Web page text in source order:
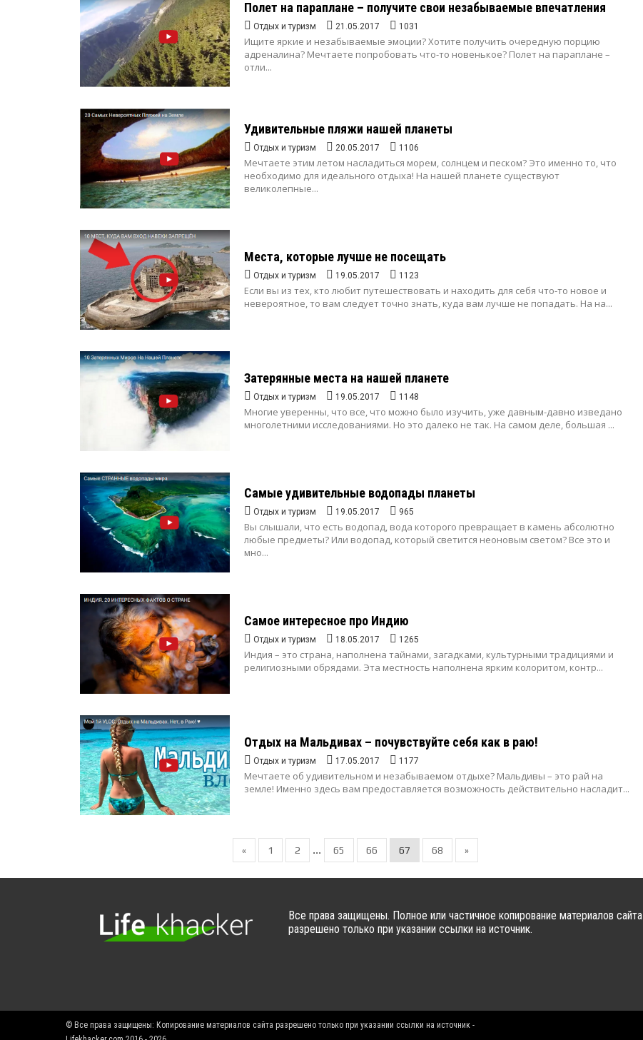
Полет на параплане – получите свои незабываемые впечатления
Отдых и туризм 21.05.2017 1031
Ищите яркие и незабываемые эмоции? Хотите получить очередную порцию
адреналина? Мечтаете попробовать что-то новенькое? Полет на параплане –
отли...
Удивительные пляжи нашей планеты
Отдых и туризм 20.05.2017 1106
Мечтаете этим летом насладиться морем, солнцем и песком? Это именно то, что
необходимо для идеального отдыха! На нашей планете существуют
великолепные...
Места, которые лучше не посещать
Отдых и туризм 19.05.2017 1123
Если вы из тех, кто любит путешествовать и находить для себя что-то новое и
невероятное, то вам следует точно знать, куда вам лучше не попадать. На на...
Затерянные места на нашей планете
Отдых и туризм 19.05.2017 1148
Многие уверенны, что все, что можно было изучить, уже давным-давно изведано
многолетними исследованиями. Но это далеко не так. На самом деле, большая ...
Самые удивительные водопады планеты
Отдых и туризм 19.05.2017 965
Вы слышали, что есть водопад, вода которого превращает в камень абсолютно
любые предметы? Или водопад, который светится неоновым светом? Все это и
мно...
Самое интересное про Индию
Отдых и туризм 18.05.2017 1265
Индия – это страна, наполнена тайнами, загадками, культурными традициями и
религиозными обрядами. Эта местность наполнена ярким колоритом, контр...
Отдых на Мальдивах – почувствуйте себя как в раю!
Отдых и туризм 17.05.2017 1177
Мечтаете об удивительном и незабываемом отдыхе? Мальдивы – это рай на
земле! Именно здесь вам предоставляется возможность действительно насладит...
« 1 2 ... 65 66 67 68 »
Все права защищены. Полное или частичное копирование материалов сайта
разрешено только при указании ссылки на источник.
© Все права защищены: Копирование материалов сайта разрешено только при указании ссылки на источник -